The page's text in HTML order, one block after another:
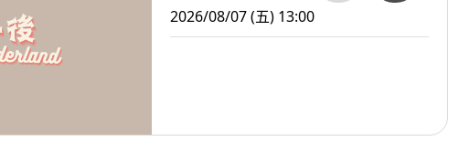
2026/08/07 (五) 13:00